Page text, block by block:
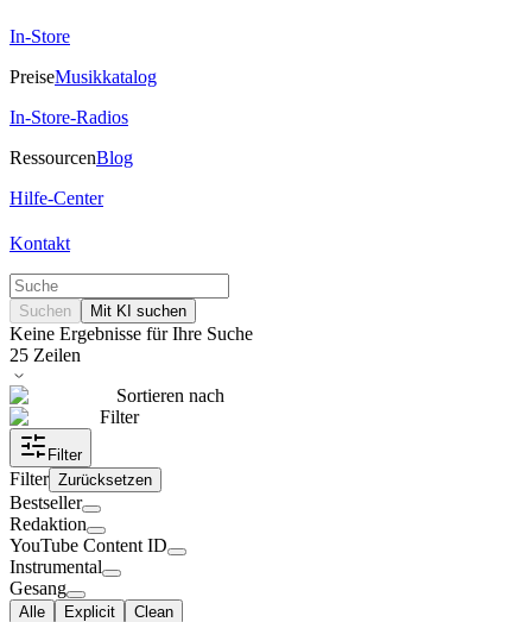
In-Store
PreiseMusikkatalog
In-Store-Radios
RessourcenBlog
Hilfe-Center
Kontakt
Suchen Mit KI suchen
Keine Ergebnisse für Ihre Suche
25 Zeilen
Sortieren nach
Filter
Filter
Filter Zurücksetzen
Bestseller
Redaktion
YouTube Content ID
Instrumental
Gesang
Alle Explicit Clean